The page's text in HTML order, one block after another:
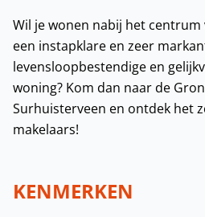
Wil je wonen nabij het
een instapklare en zeer
levensloopbestendige en
woning? Kom dan naar de
Surhuisterveen en ontdek het
makelaars!
KENMERKEN